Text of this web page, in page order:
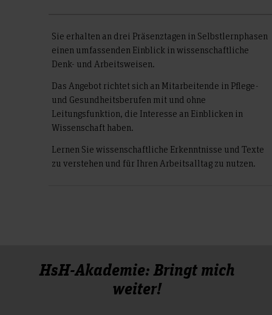
Sie erhalten an drei Präsenztagen in Selbstlernphasen
einen umfassenden Einblick in wissenschaftliche
Denk- und Arbeitsweisen.
Das Angebot richtet sich an Mitarbeitende in Pflege-
und Gesundheitsberufen mit und ohne
Leitungsfunktion, die Interesse an Einblicken in
Wissenschaft haben.
Lernen Sie wissenschaftliche Erkenntnisse und Texte
zu verstehen und für Ihren Arbeitsalltag zu nutzen.
HsH-Akademie: Bringt mich
weiter!